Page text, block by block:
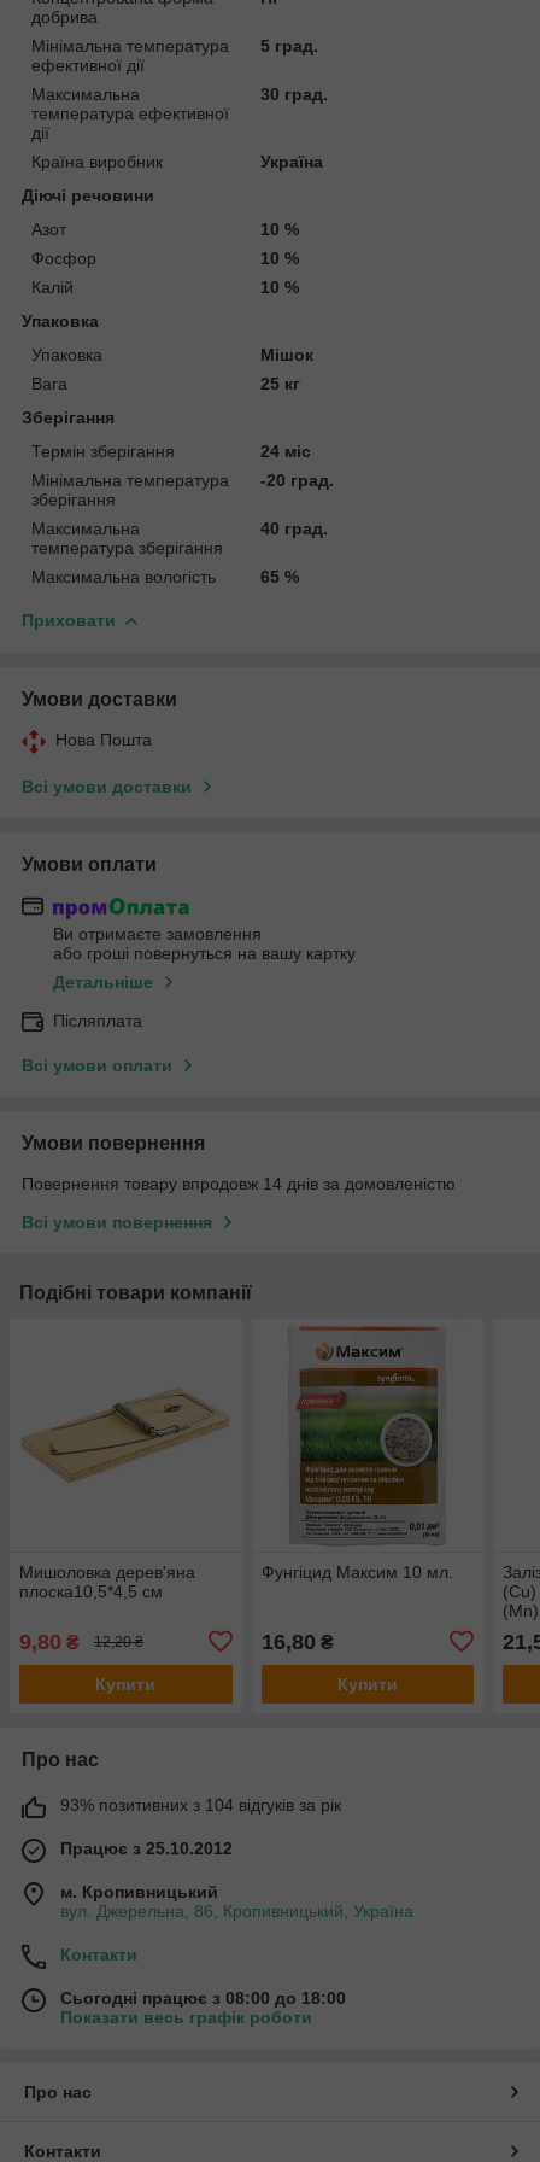
добрива
Мінімальна температура
ефективної дії
5 град.
Максимальна
температура ефективної
дії
30 град.
Країна виробник
Україна
Діючі речовини
Азот
10 %
Фосфор
10 %
Калій
10 %
Упаковка
Упаковка
Мішок
Вага
25 кг
Зберігання
Термін зберігання
24 міс
Мінімальна температура
зберігання
-20 град.
Максимальна
температура зберігання
40 град.
Максимальна вологість 65 %
Приховати
Умови доставки
Нова Пошта
Всі умови доставки
Умови оплати
Ви отримаєте замовлення
або гроші повернуться на вашу картку
Детальніше
Післяплата
Всі умови оплати
Умови повернення
Повернення товару впродовж 14 днів за домовленістю
Всі умови повернення
Подібні товари компанії
Мишоловка дерев'яна
плоска10,5*4,5 см
9,80 ₴ 12,20 ₴
Купити
Фунгіцид Максим 10 мл.
16,80 ₴
Купити
Про нас
93% позитивних з 104 відгуків за рік
Працює з 25.10.2012
м. Кропивницький
вул. Джерельна, 86, Кропивницький, Україна
Контакти
Сьогодні працює з 08:00 до 18:00
Показати весь графік роботи
Про нас
Контакти